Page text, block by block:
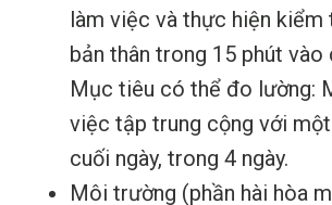
làm việc và thực hiện kiểm
bản thân trong 15 phút vào
Mục tiêu có thể đo lường:
việc tập trung cộng với
cuối ngày, trong 4 ngày.
Môi trường (phần hài hòa